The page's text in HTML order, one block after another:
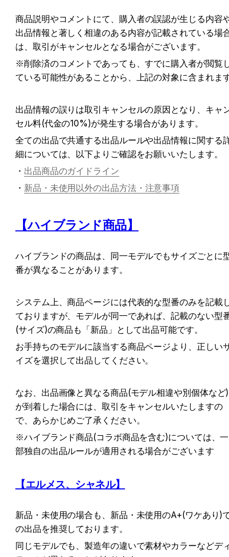
商品説明やコメントにて、購入者の誤認が生じる内容
出品情報と著しく相違のある内容が記載されている場
は、取引がキャンセルとなる場合がございます。
※削除済のコメントであっても、すでに購入者が閲覧
ている可能性があることから、上記の対象に含まれま
出品情報の誤りは取引キャンセルの原因となり、キャ
セル料(代金の10%)が発生する場合があります。
全ての出品で共通する出品ルールや出品情報に関する
細については、以下よりご確認をお願いいたします。
・ 出品商品のガイドライン
・ 新品・未使用以外の出品方法・注意事項
【ハイブランド商品】
ハイブランドの商品は、同一モデルでもサイズごとに
番が異なることがあります。
システム上、商品ページには代表的な型番のみを記載
ておりますが、モデルが同一であれば、記載のない型
(サイズ)の商品も「新品」として出品可能です。
お手持ちのモデルに該当する商品ページより、正しい
イズを選択して出品してください。
なお、出品画像と異なる商品(モデル相違や別個体など)
が到着した場合には、取引をキャンセルいたしますの
で、あらかじめご了承ください。
※ハイブランド商品(コラボ商品を含む)については、一
部独自の出品ルールが適用される場合がございます
【エルメス、シャネル】
新品・未使用の場合も、新品・未使用のA+(ワケあり)
の出品を推奨しております。
同じモデルでも、製造年の違いで素材やカラーなどデ